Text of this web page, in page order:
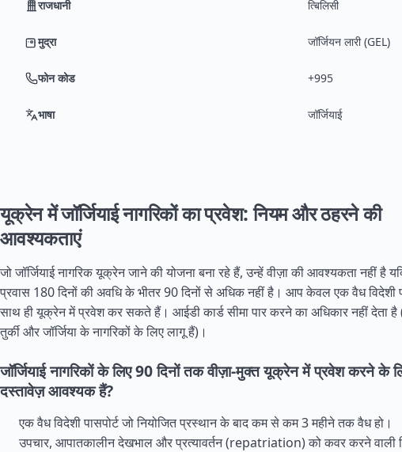
राजधानी त्बिलिसी
मुद्रा जॉर्जियन लारी (GEL)
फोन कोड +995
भाषा जॉर्जियाई
यूक्रेन में जॉर्जियाई नागरिकों का प्रवेश: नियम और ठहरने की
आवश्यकताएं
जो जॉर्जियाई नागरिक यूक्रेन जाने की योजना बना रहे हैं, उन्हें वीज़ा की आवश्यकता नहीं है
प्रवास 180 दिनों की अवधि के भीतर 90 दिनों से अधिक नहीं है। आप केवल एक वैध विदेशी
साथ ही यूक्रेन में प्रवेश कर सकते हैं। आईडी कार्ड सीमा पार करने का अधिकार नहीं देता
तुर्की और जॉर्जिया के नागरिकों के लिए लागू हैं)।
जॉर्जियाई नागरिकों के लिए 90 दिनों तक वीज़ा-मुक्त यूक्रेन में प्रवेश करने के
दस्तावेज़ आवश्यक हैं?
एक वैध विदेशी पासपोर्ट जो नियोजित प्रस्थान के बाद कम से कम 3 महीने तक वैध हो।
उपचार, आपातकालीन देखभाल और प्रत्यावर्तन (repatriation) को कवर करने वाली